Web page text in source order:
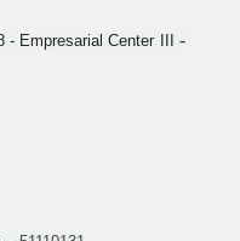
Empresarial Center III
-